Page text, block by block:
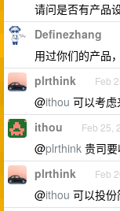
请问是否有产品
Definezhang
用过你们的产品
plrthink Feb
@ithou 可以考
ithou Feb 25,
@plrthink 贵司
plrthink Feb
@ithou 可以投